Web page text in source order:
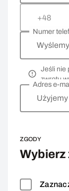
+48
Numer
Jeśli nie
zwrotu
Użyjemy
Adres e-
ZGODY
Wybierz